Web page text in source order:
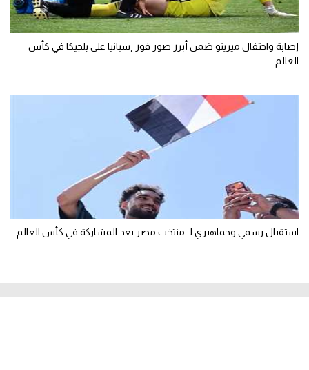
إصابة واحتفال ميرينو ضمن أبرز صور فوز إسبانيا على بلجيكا في كأس
العالم
استقبال رسمي وجماهيري لـ منتخب مصر بعد المشاركة في كأس العالم